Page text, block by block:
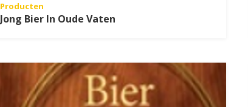
Producten
Jong Bier In Oude Vaten